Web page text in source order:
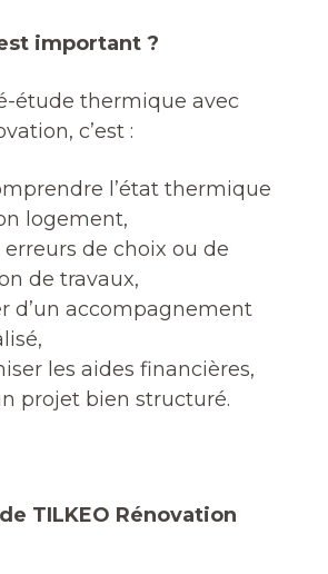
important ?
étude thermique avec
c’est :
l’état thermique
logement,
de choix ou de
de travaux,
d’un accompagnement
les aides financières,
projet bien structuré.
TILKEO Rénovation